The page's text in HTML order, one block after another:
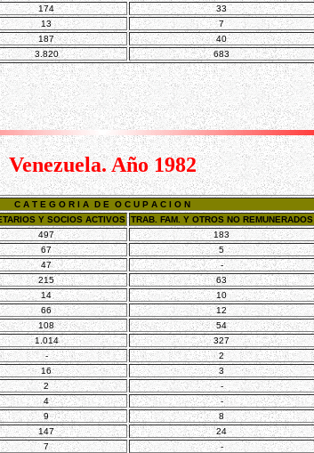
174 33
13 7
187 40
3.820 683
Venezuela. Año 1982
C A T E G O R I A D E O C U P A C I O N
Y SOCIOS ACTIVOS TRAB. FAM. Y OTROS NO REMUNERADOS
497 183
67 5
47 -
215 63
14 10
66 12
108 54
1.014 327
- 2
16 3
2 -
4 -
9 8
147 24
7 -